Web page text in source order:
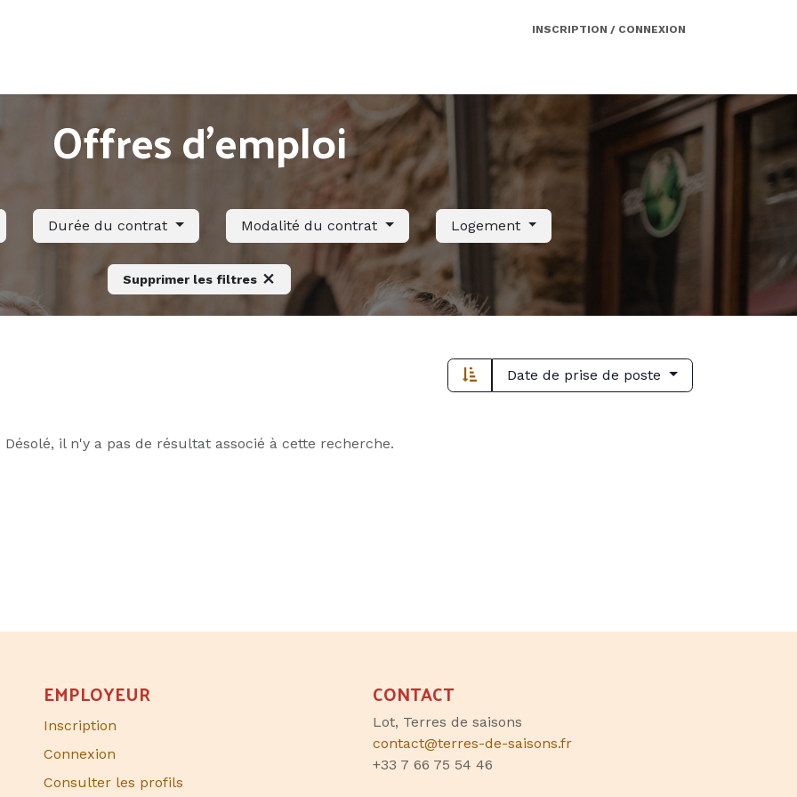
INSCRIPTION / CONNEXION
Offres d'emploi
Durée du contrat Modalité du contrat Logement
Supprimer les filtres
Date de prise de poste
Désolé, il n'y a pas de résultat associé à cette recherche.
CONTACT
Lot, Terres de saisons
contact@terres-de-saisons.fr
+33 7 66 75 54 46
EMPLOYEUR
Inscription
Connexion
Consulter les profils